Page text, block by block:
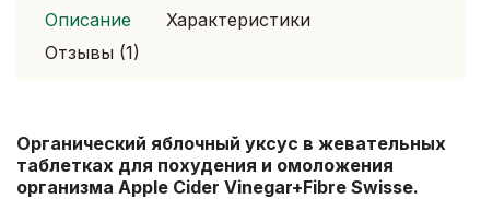
Cider
Vinegar+Fibre
Swisse.
Описание
Характеристики
Отзывы (1)
Органический яблочный уксус в жевательных
таблетках для похудения и омоложения
организма Apple Cider Vinegar+Fibre Swisse.